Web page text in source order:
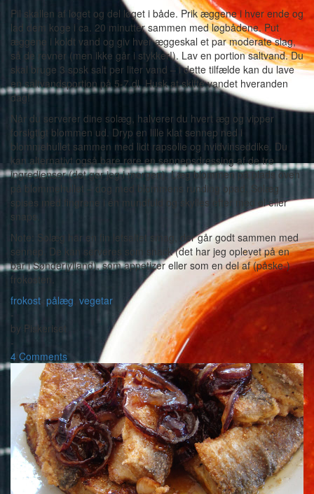
Pil skallen af løget og del løget i både. Prik æggene i hver ende og
lad dem koge i ca. 20 minutter sammen med løgbådene. Put
æggene i koldt vand og giv hver æggeskal et par moderate slag,
så de revner (men ikke går i stykker!). Lav en portion saltvand. Du
skal bruge 3 spsk salt per liter vand – i dette tilfælde kan du lave
en saltvandsportion på 5-7 dl. Husk at skifte vandet hveranden
dag!
Når du serverer dine solæg, halverer du hvert æg og vipper
forsigtigt blommen ud. Dryp en lille klat sennep ned i
blommehullet sammen med lidt rapsolie og hvidvinseddike. Du
kan alternativt også bare røre en sennepsdressing af de tre
ingredienser (det gør jeg i morgen). Læg blommen på plads oven
på blommehullet – dog med blommens runding opad. Solæg
spises med fingrene i én mundfuld og skylles efter med øl eller
snaps.
Note: Solæg har en fin letsaltet smag, der går godt sammen med
sennep. De kan serveres som snack (det har jeg oplevet på en
bar i Sønderjylland), som appetizer eller som en del af (påske-)
frokosten.
frokost pålæg, vegetar
-
by Piskeriset
-
4 Comments